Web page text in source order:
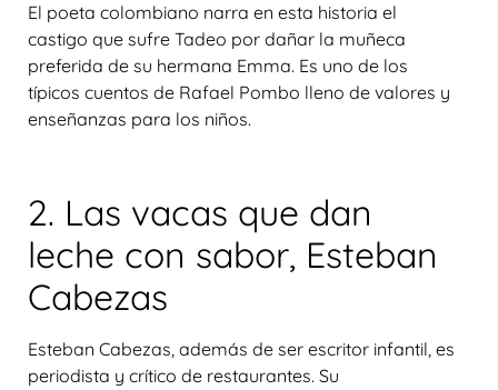
El poeta colombiano narra en esta historia el
castigo que sufre Tadeo por dañar la muñeca
preferida de su hermana Emma. Es uno de los
típicos cuentos de Rafael Pombo lleno de valores y
enseñanzas para los niños.
2. Las vacas que dan
leche con sabor, Esteban
Cabezas
Esteban Cabezas, además de ser escritor infantil, es
periodista y crítico de restaurantes. Su